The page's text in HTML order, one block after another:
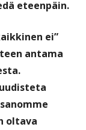
eteenpäin.
ei”
antama
oltava